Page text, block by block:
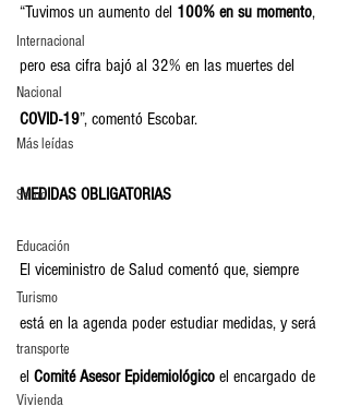
Internacional
Nacional
Más leídas
Salud
Educación
Turismo
transporte
Vivienda
“Tuvimos un aumento del 100% en su momento,
pero esa cifra bajó al 32% en las muertes del
COVID-19”, comentó Escobar.
MEDIDAS OBLIGATORIAS
El viceministro de Salud comentó que, siempre
está en la agenda poder estudiar medidas, y será
el Comité Asesor Epidemiológico el encargado de